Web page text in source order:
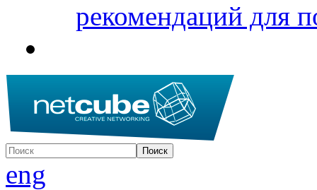
рекомендаций для
eng